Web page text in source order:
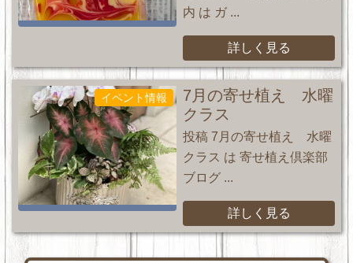
内 は ガ ...
詳しく見る
イベント情報
7月の寄せ植え 水曜
クラス
投稿 7月の寄せ植え 水曜
クラス は 寄せ植え倶楽部
ブログ ...
詳しく見る